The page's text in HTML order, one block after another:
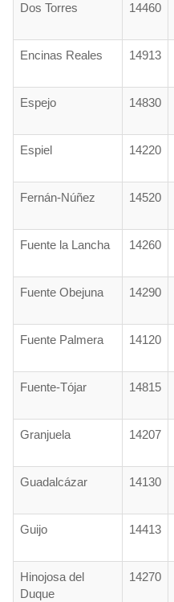
Dos Torres 14460
Encinas Reales 14913
Espejo 14830
Espiel 14220
Fernán-Núñez 14520
Fuente la Lancha 14260
Fuente Obejuna 14290
Fuente Palmera 14120
Fuente-Tójar 14815
Granjuela 14207
Guadalcázar 14130
Guijo 14413
Hinojosa del
Duque
14270